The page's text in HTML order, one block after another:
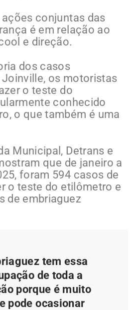
conjuntas das
é em relação ao
e direção.
dos casos
os motoristas
o teste do
conhecido
o que também é uma
Municipal, Detrans e
que de janeiro a
foram 594 casos de
o teste do etilômetro e
de embriaguez
tem essa
de toda a
porque é muito
pode ocasionar